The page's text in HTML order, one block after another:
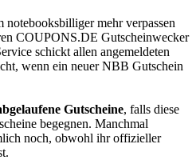
mehr verpassen
COUPONS.DE Gutscheinwecker
schickt allen angemeldeten
wenn ein neuer NBB Gutschein
Gutscheine, falls diese
begegnen. Manchmal
noch, obwohl ihr offizieller